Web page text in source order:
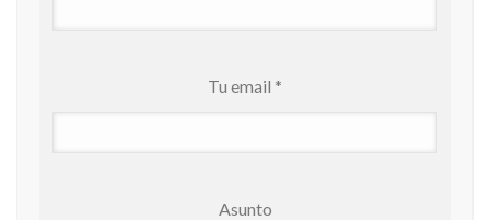
Tu email *
Asunto